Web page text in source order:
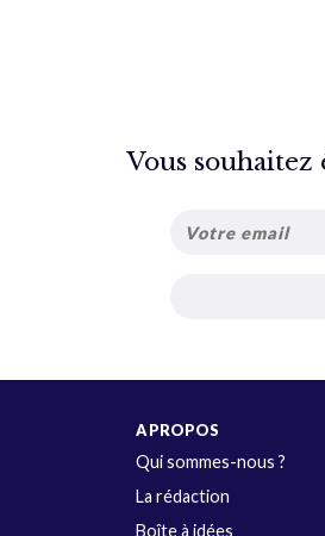
Vous
A PROPOS
Qui sommes-nous ?
La rédaction
Boîte à idées